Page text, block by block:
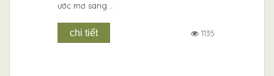
ước mơ sang...
chi tiết 1135